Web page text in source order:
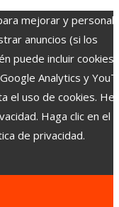
mejorar y
anuncios (si los
puede incluir cookies
Analytics y
el uso de cookies.
Haga clic en el
de privacidad.